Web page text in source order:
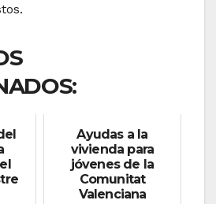
Ayudas a la
vivienda para
jóvenes de la
Comunitat
Valenciana